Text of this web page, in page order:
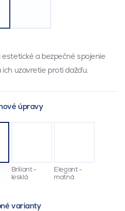
a bezpečné spojenie
uzavretie proti dažďu.
úpravy
Briliant -
lesklá
Elegant -
matná
varianty